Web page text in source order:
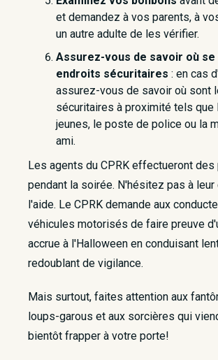
et demandez à vos parents, à
un autre adulte de les vérifier.
Assurez-vous de savoir où
endroits sécuritaires : en cas
assurez-vous de savoir où sont
sécuritaires à proximité tels que
jeunes, le poste de police ou la
ami.
Les agents du CPRK effectueront
pendant la soirée. N'hésitez pas à leur
l'aide. Le CPRK demande aux
véhicules motorisés de faire preuve
accrue à l'Halloween en conduisant
redoublant de vigilance.
Mais surtout, faites attention aux
loups-garous et aux sorcières qui
bientôt frapper à votre porte!